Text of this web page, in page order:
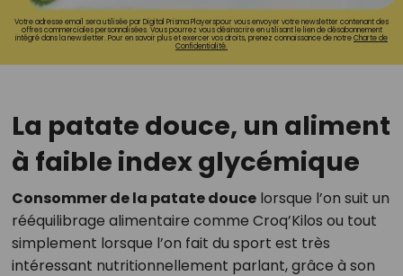
Votre adresse email sera utilisée par Digital Prisma Playerspour vous envoyer votre newsletter contenant des
offres commerciales personnalisées. Vous pourrez vous désinscrire en utilisant le lien de désabonnement
intégré dans la newsletter. Pour en savoir plus et exercer vos droits, prenez connaissance de notreCharte de
Confidentialité.
La patate douce, un aliment
à faible index glycémique
Consommer de la patate doucelorsque l’on suit un
rééquilibrage alimentaire comme Croq’Kilos ou tout
simplement lorsque l’on fait du sport est très
intéressant nutritionnellement parlant, grâce à son